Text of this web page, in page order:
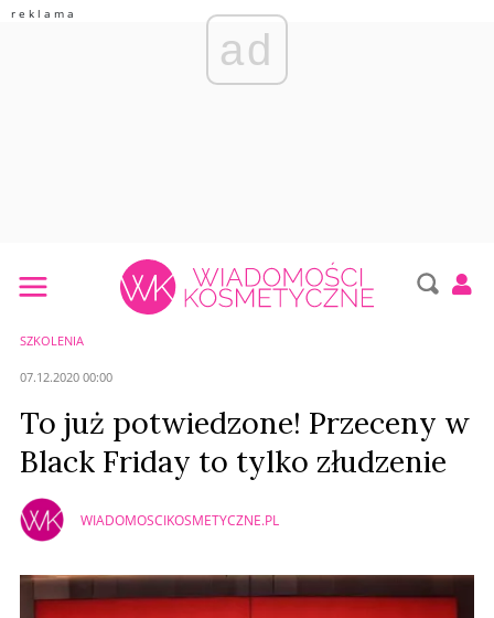
ad
SZKOLENIA
07.12.2020 00:00
To już potwiedzone! Przeceny w
Black Friday to tylko złudzenie
WIADOMOSCIKOSMETYCZNE.PL